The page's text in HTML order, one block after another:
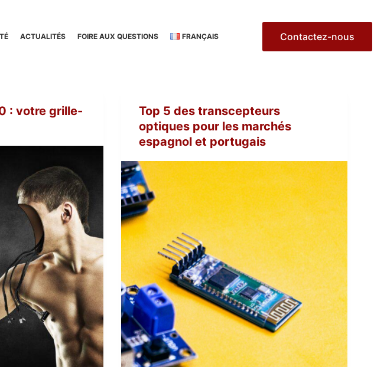
ACTUALITÉS FOIRE AUX QUESTIONS FRANÇAIS Contactez-nous
: votre grille-
Top 5 des transcepteurs
optiques pour les marchés
espagnol et portugais